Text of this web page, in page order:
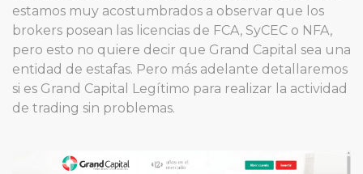
estamos muy acostumbrados a observar que los
brokers posean las licencias de FCA, SyCEC o NFA,
pero esto no quiere decir que Grand Capital sea una
entidad de estafas. Pero más adelante detallaremos
si es Grand Capital Legítimo para realizar la actividad
de trading sin problemas.